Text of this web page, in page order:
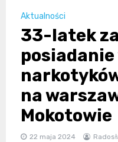
Aktualności
33-latek
posiadanie
na
Mokotowie
22 maja 2024